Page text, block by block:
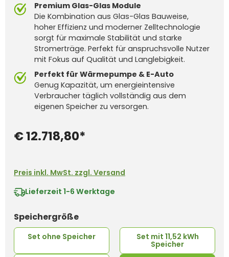
Premium Glas-Glas Module
Die Kombination aus Glas-Glas Bauweise,
hoher Effizienz und moderner Zelltechnologie
sorgt für maximale Stabilität und starke
Stromerträge. Perfekt für anspruchsvolle Nutzer
mit Fokus auf Qualität und Langlebigkeit.
Perfekt für Wärmepumpe & E-Auto
Genug Kapazität, um energieintensive
Verbraucher täglich vollständig aus dem
eigenen Speicher zu versorgen.
€ 12.718,80*
Preis inkl. MwSt. zzgl. Versand
Lieferzeit 1-6 Werktage
Speichergrößeauswählen
Set ohne Speicher Set mit 11,52 kWh
Speicher